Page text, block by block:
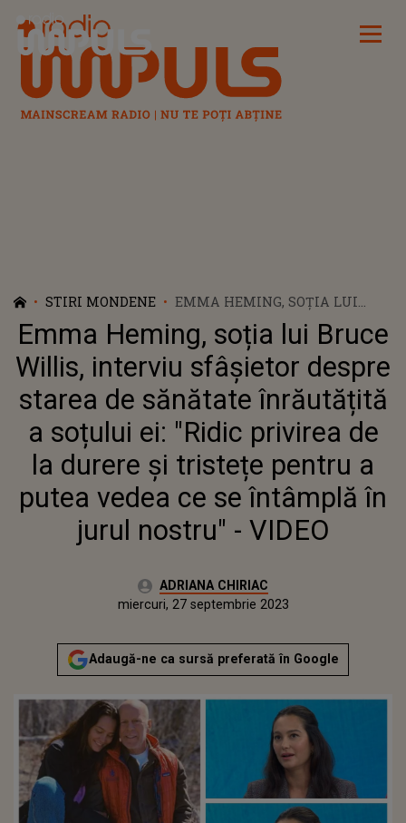
Radio Impuls
STIRI MONDENE
EMMA HEMING, SOȚIA LUI
BRUCE WILLIS, INTERVIU
SFÂȘIETOR DESPRE STAREA DE
SĂNĂTATE ÎNRĂUTĂȚITĂ A
SOȚULUI EI: "RIDIC PRIVIREA DE
LA DURERE ȘI TRISTEȚE
PENTRU A PUTEA VEDEA CE SE
ÎNTÂMPLĂ ÎN JURUL NOSTRU" -
VIDEO
Emma Heming, soția lui Bruce
Willis, interviu sfâșietor despre
starea de sănătate înrăutățită
a soțului ei: "Ridic privirea de
la durere și tristețe pentru a
putea vedea ce se întâmplă în
jurul nostru" - VIDEO
Autor:ADRIANA CHIRIAC
Publicat:
miercuri, 27 septembrie 2023
Adaugă-ne ca sursă preferată în Google